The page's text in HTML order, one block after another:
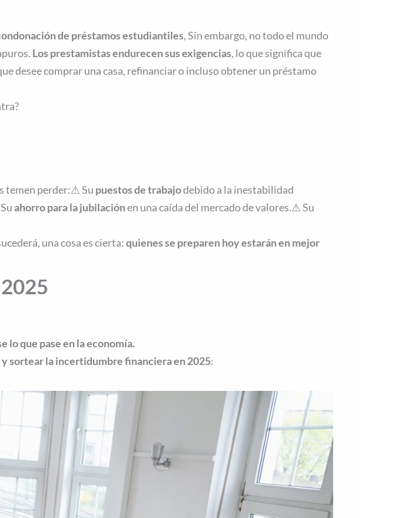
de préstamos estudiantiles, Sin embargo, no todo el mundo
Los prestamistas endurecen sus exigencias, lo que significa que
desee comprar una casa, refinanciar o incluso obtener un préstamo
temen perder:⚠ Su puestos de trabajodebido a la inestabilidad
ahorro para la jubilaciónen una caída del mercado de valores.⚠ Su
una cosa es cierta:quienes se preparen hoy estarán en mejor
lo que pase en la economía.
sortear la incertidumbre financiera en 2025: